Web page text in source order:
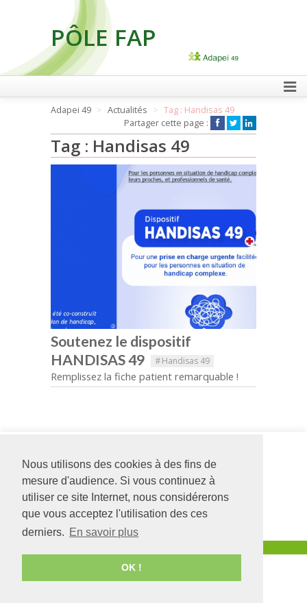
Nous utilisons des cookies à des fins de
mesure d'audience. Si vous continuez à
utiliser ce site Internet, nous considérerons
que vous acceptez l'utilisation des ces
derniers. En savoir plus
OK !
PÔLE FAP
FAIRE UN DON
Adapei 49 Actualités
Tag : Handisas 49
Partager cette page :
Tag : Handisas 49
Soutenez le dispositif
HANDISAS 49
#Handisas 49
Remplissez la fiche patient remarquable !
126 rue Saint Léonard
BP 71857
49018AngersCEDEX
01
02 41 68 98 50
www.adapei49.asso.fr
Formation
12 bis rue de
l'Asile Saint-
Joseph
49000
02 41 88 63 27